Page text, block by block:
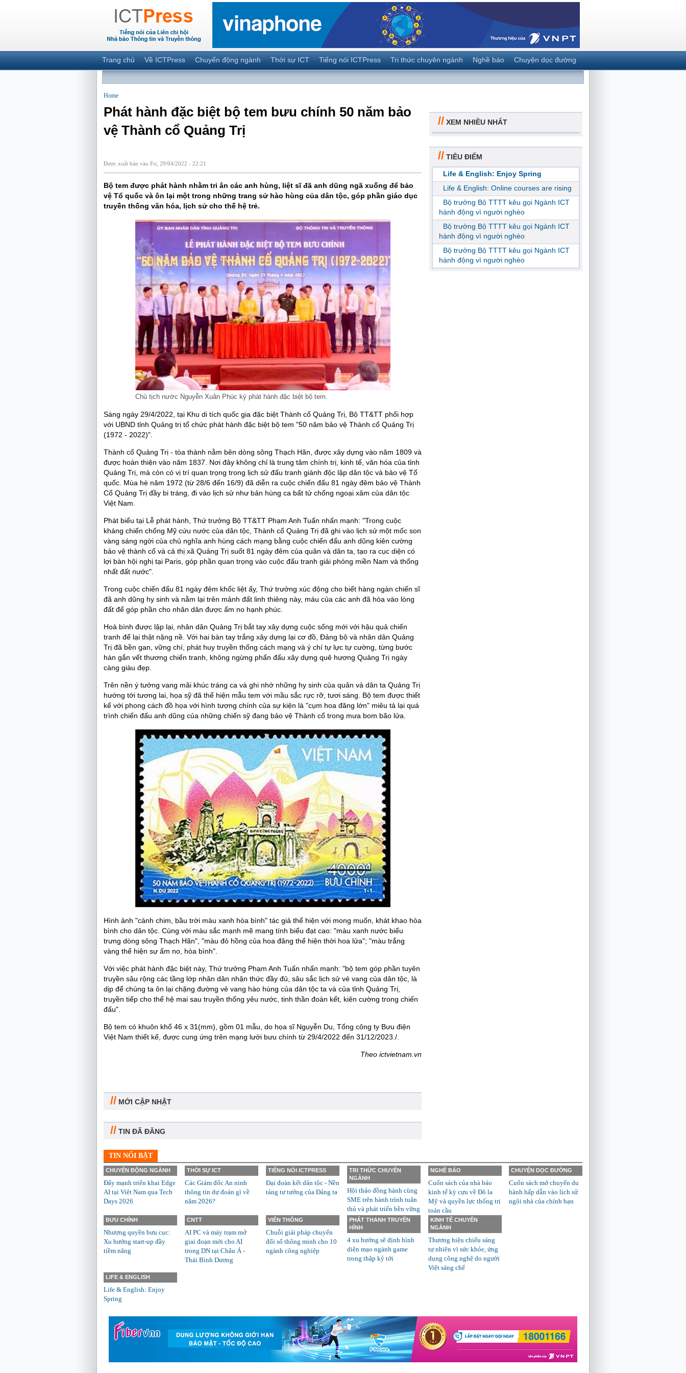
Trang chủ Về ICTPress Chuyển động ngành Thời sự ICT Tiếng nói ICTPress Tri thức chuyên ngành Nghề báo Chuyện dọc đường
Home
Phát hành đặc biệt bộ tem bưu chính 50 năm bảo
vệ Thành cổ Quảng Trị
Được xuất bản vào Fri, 29/04/2022 - 22:21
Bộ tem được phát hành nhằm tri ân các anh hùng, liệt sĩ đã anh dũng ngã xuống để bảo
vệ Tổ quốc và ôn lại một trong những trang sử hào hùng của dân tộc, góp phần giáo dục
truyền thống văn hóa, lịch sử cho thế hệ trẻ.
Chủ tịch nước Nguyễn Xuân Phúc ký phát hành đặc biệt bộ tem.
Sáng ngày 29/4/2022, tại Khu di tích quốc gia đặc biệt Thành cổ Quảng Trị, Bộ TT&TT phối hợp
với UBND tỉnh Quảng trị tổ chức phát hành đặc biệt bộ tem "50 năm bảo vệ Thành cổ Quảng Trị
(1972 - 2022)".
Thành cổ Quảng Trị - tòa thành nằm bên dòng sông Thạch Hãn, được xây dựng vào năm 1809 và
được hoàn thiện vào năm 1837. Nơi đây không chỉ là trung tâm chính trị, kinh tế, văn hóa của tỉnh
Quảng Trị, mà còn có vị trí quan trọng trong lịch sử đấu tranh giành độc lập dân tộc và bảo vệ Tổ
quốc. Mùa hè năm 1972 (từ 28/6 đến 16/9) đã diễn ra cuộc chiến đấu 81 ngày đêm bảo vệ Thành
Cổ Quảng Trị đầy bi tráng, đi vào lịch sử như bản hùng ca bất tử chống ngoại xâm của dân tộc
Việt Nam.
Phát biểu tại Lễ phát hành, Thứ trưởng Bộ TT&TT Phạm Anh Tuấn nhấn mạnh: "Trong cuộc
kháng chiến chống Mỹ cứu nước của dân tộc, Thành cổ Quảng Trị đã ghi vào lịch sử một mốc son
vàng sáng ngời của chủ nghĩa anh hùng cách mạng bằng cuộc chiến đấu anh dũng kiên cường
bảo vệ thành cổ và cả thị xã Quảng Trị suốt 81 ngày đêm của quân và dân ta, tạo ra cục diện có
lợi bàn hội nghị tại Paris, góp phần quan trọng vào cuộc đấu tranh giải phóng miền Nam và thống
nhất đất nước".
Trong cuộc chiến đấu 81 ngày đêm khốc liệt ấy, Thứ trưởng xúc động cho biết hàng ngàn chiến sĩ
đã anh dũng hy sinh và nằm lại trên mảnh đất linh thiêng này, máu của các anh đã hòa vào lòng
đất để góp phần cho nhân dân được ấm no hạnh phúc.
Hoà bình được lập lại, nhân dân Quảng Trị bắt tay xây dựng cuộc sống mới với hậu quả chiến
tranh để lại thật nặng nề. Với hai bàn tay trắng xây dựng lại cơ đồ, Đảng bộ và nhân dân Quảng
Trị đã bền gan, vững chí, phát huy truyền thống cách mạng và ý chí tự lực tự cường, từng bước
hàn gắn vết thương chiến tranh, không ngừng phấn đấu xây dựng quê hương Quảng Trị ngày
càng giàu đẹp.
Trên nền ý tưởng vang mãi khúc tráng ca và ghi nhớ những hy sinh của quân và dân ta Quảng Trị
hướng tới tương lai, họa sỹ đã thể hiện mẫu tem với mầu sắc rực rỡ, tươi sáng. Bộ tem được thiết
kế với phong cách đồ họa với hình tượng chính của sự kiện là "cụm hoa đăng lớn" miêu tả lại quá
trình chiến đấu anh dũng của những chiến sỹ đang bảo vệ Thành cổ trong mưa bom bão lửa.
Hình ảnh "cánh chim, bầu trời màu xanh hòa bình" tác giả thể hiện với mong muốn, khát khao hòa
bình cho dân tộc. Cùng với màu sắc mạnh mẽ mang tính biểu đạt cao: "màu xanh nước biểu
trưng dòng sông Thạch Hãn", "màu đỏ hồng của hoa đăng thể hiện thời hoa lửa"; "màu trắng
vàng thể hiện sự ấm no, hòa bình".
Với việc phát hành đặc biệt này, Thứ trưởng Phạm Anh Tuấn nhấn mạnh: "bộ tem góp phần tuyên
truyền sâu rộng các tầng lớp nhân dân nhận thức đầy đủ, sâu sắc lịch sử vẻ vang của dân tộc, là
dịp để chúng ta ôn lại chặng đường vẻ vang hào hùng của dân tộc ta và của tỉnh Quảng Trị,
truyền tiếp cho thế hệ mai sau truyền thống yêu nước, tinh thần đoàn kết, kiên cường trong chiến
đấu".
Bộ tem có khuôn khổ 46 x 31(mm), gồm 01 mẫu, do họa sĩ Nguyễn Du, Tổng công ty Bưu điện
Việt Nam thiết kế, được cung ứng trên mạng lưới bưu chính từ 29/4/2022 đến 31/12/2023./.
Theo ictvietnam.vn
// MỚI CẬP NHẬT
// TIN ĐÃ ĐĂNG
// XEM NHIỀU NHẤT
// TIÊU ĐIỂM
Life & English: Enjoy Spring
Life & English: Online courses are rising
Bộ trưởng Bộ TTTT kêu gọi Ngành ICT
hành động vì người nghèo
Bộ trưởng Bộ TTTT kêu gọi Ngành ICT
hành động vì người nghèo
Bộ trưởng Bộ TTTT kêu gọi Ngành ICT
hành động vì người nghèo
TIN NỔI BẬT
CHUYỂN ĐỘNG NGÀNH
Đẩy mạnh triển khai Edge
AI tại Việt Nam qua Tech
Days 2026
THỜI SỰ ICT
Các Giám đốc An ninh
thông tin dự đoán gì về
năm 2026?
TIẾNG NÓI ICTPRESS
Đại đoàn kết dân tộc - Nền
tảng tư tưởng của Đảng ta
TRI THỨC CHUYÊN
NGÀNH
Hội thảo đồng hành cùng
SME trên hành trình tuân
thủ và phát triển bền vững
NGHỀ BÁO
Cuốn sách của nhà báo
kinh tế kỳ cựu về Đô la
Mỹ và quyền lực thống trị
toàn cầu
CHUYỆN DỌC ĐƯỜNG
Cuốn sách mở chuyến du
hành hấp dẫn vào lịch sử
ngôi nhà của chính bạn
BƯU CHÍNH
Nhượng quyền bưu cục:
Xu hướng start-up đầy
tiềm năng
CNTT
AI PC và máy trạm mở
giai đoạn mới cho AI
trong DN tại Châu Á -
Thái Bình Dương
VIỄN THÔNG
Chuỗi giải pháp chuyển
đổi số thông minh cho 10
ngành công nghiệp
PHÁT THANH TRUYỀN
HÌNH
4 xu hướng sẽ định hình
diện mạo ngành game
trong thập kỷ tới
KINH TẾ CHUYÊN
NGÀNH
Thương hiệu chiếu sáng
tự nhiên vì sức khỏe, ứng
dụng công nghệ do người
Việt sáng chế
LIFE & ENGLISH
Life & English: Enjoy
Spring